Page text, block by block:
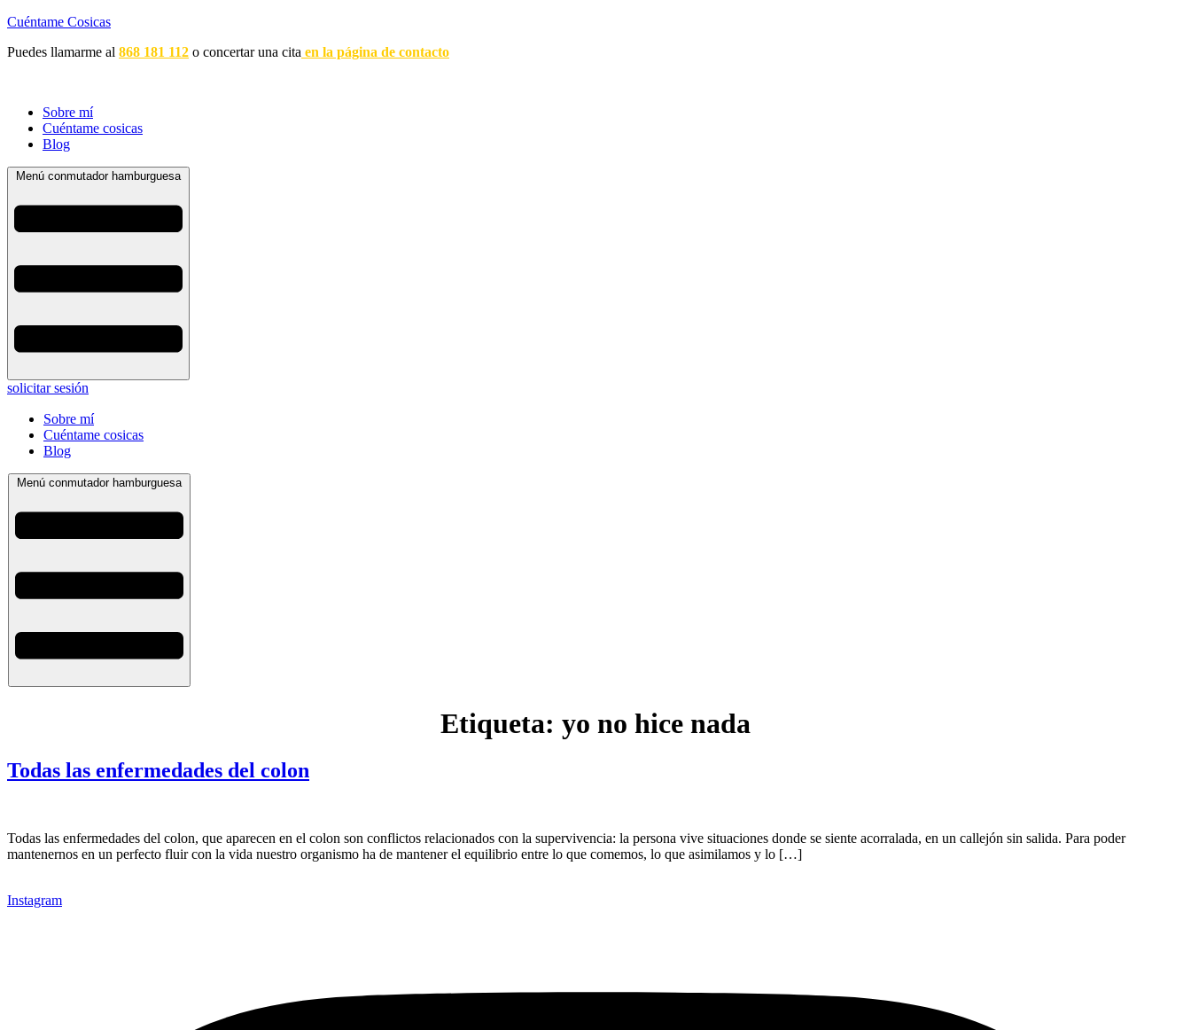
Cuéntame Cosicas
Puedes llamarme al 868 181 112 o concertar una cita en la página de contacto
Sobre mí
Cuéntame cosicas
Blog
Menú conmutador hamburguesa
solicitar sesión
Sobre mí
Cuéntame cosicas
Blog
Menú conmutador hamburguesa
Etiqueta: yo no hice nada
Todas las enfermedades del colon
Todas las enfermedades del colon, que aparecen en el colon son conflictos relacionados con la supervivencia: la persona vive situaciones donde se siente acorralada, en un callejón sin salida. Para poder
mantenernos en un perfecto fluir con la vida nuestro organismo ha de mantener el equilibrio entre lo que comemos, lo que asimilamos y lo […]
Instagram